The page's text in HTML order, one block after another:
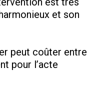
et son
peut coûter entre
pour l’acte